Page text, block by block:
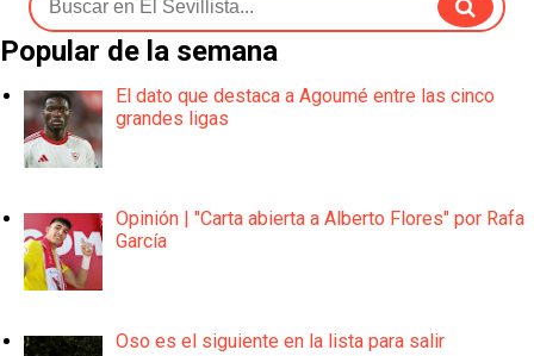
Popular de la semana
El dato que destaca a Agoumé entre las cinco
grandes ligas
Opinión | "Carta abierta a Alberto Flores" por Rafa
García
Oso es el siguiente en la lista para salir